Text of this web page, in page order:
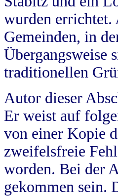
wurden errichtet.
Gemeinden, in
Übergangsweise
traditionellen
Autor dieser
Er weist auf
von einer Kopie
zweifelsfreie
worden. Bei der
gekommen sein.